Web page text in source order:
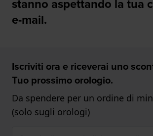
stanno aspettando la tua
e-mail.
Iscriviti ora e riceverai uno
Tuo prossimo orologio.
Da spendere per un ordine di
(solo sugli orologi)